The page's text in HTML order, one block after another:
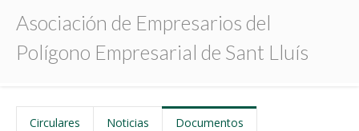
Asociación de Empresarios del
Polígono Empresarial de Sant Lluís
Circulares Noticias Documentos